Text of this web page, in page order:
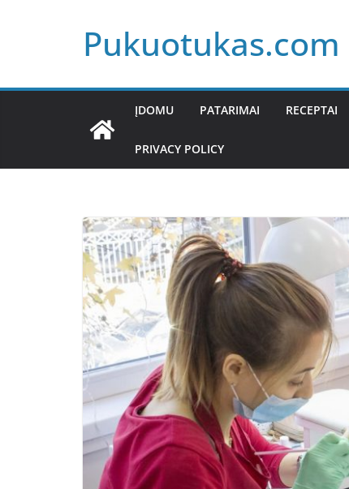
Pukuotukas.com
ĮDOMU PATARIMAI RECEPTAI
PRIVACY POLICY